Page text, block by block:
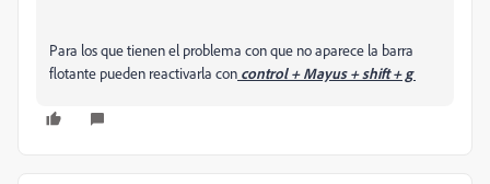
Para los que tienen el problema con que no aparece la barra
flotante pueden reactivarla con control + Mayus + shift + g